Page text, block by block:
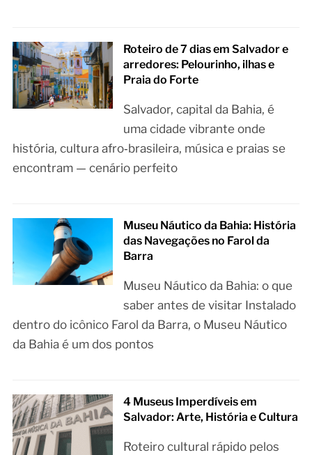
Roteiro de 7 dias em Salvador e
arredores: Pelourinho, ilhas e
Praia do Forte
Salvador, capital da Bahia, é
uma cidade vibrante onde
história, cultura afro‑brasileira, música e praias se
encontram — cenário perfeito
Museu Náutico da Bahia: História
das Navegações no Farol da
Barra
Museu Náutico da Bahia: o que
saber antes de visitar Instalado
dentro do icônico Farol da Barra, o Museu Náutico
da Bahia é um dos pontos
4 Museus Imperdíveis em
Salvador: Arte, História e Cultura
Roteiro cultural rápido pelos